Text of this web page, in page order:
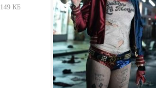
149 КБ